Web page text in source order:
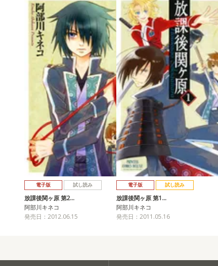
電子版 試し読み
放課後関ヶ原 第2…
阿部川キネコ
発売日：2012.06.15
電子版 試し読み
放課後関ヶ原 第1…
阿部川キネコ
発売日：2011.05.16